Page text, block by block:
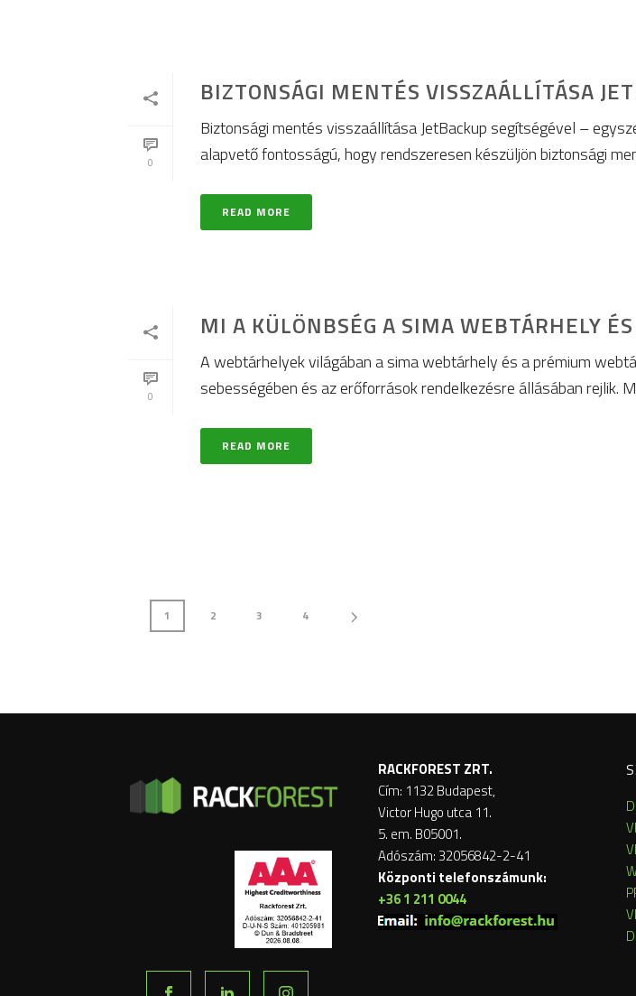
0
BIZTONSÁGI MENTÉS VISSZAÁLLÍTÁSA
Biztonsági mentés visszaállítása JetBackup segítségével –
alapvető fontosságú, hogy rendszeresen készüljön biztonsági
READ MORE
0
MI A KÜLÖNBSÉG A SIMA WEBTÁRHELY
A webtárhelyek világában a sima webtárhely és a prémium
sebességében és az erőforrások rendelkezésre állásában rejlik.
READ MORE
1 2 3 4
RACKFOREST ZRT.
Cím: 1132 Budapest,
Victor Hugo utca 11.
5. em. B05001.
Adószám: 32056842-2-41
Központi telefonszámunk:
+36 1 211 0044